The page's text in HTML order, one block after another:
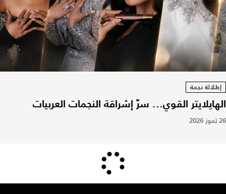
إطلالة نجمة
الهايلايتر القوي... سرّ إشراقة النجمات العربيات
26 تموز 2026